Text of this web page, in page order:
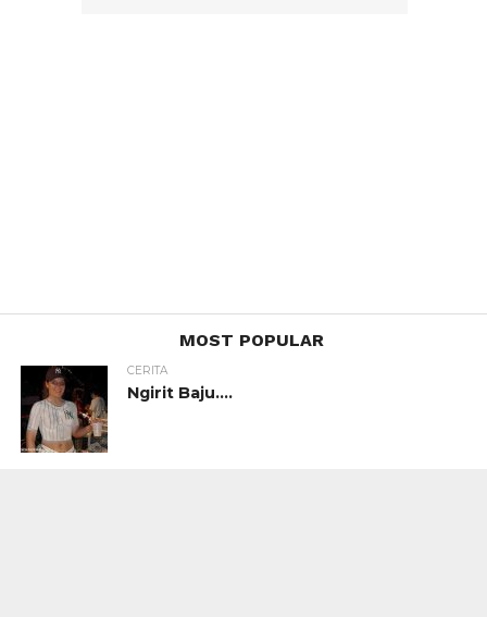
MOST POPULAR
CERITA
Ngirit Baju….